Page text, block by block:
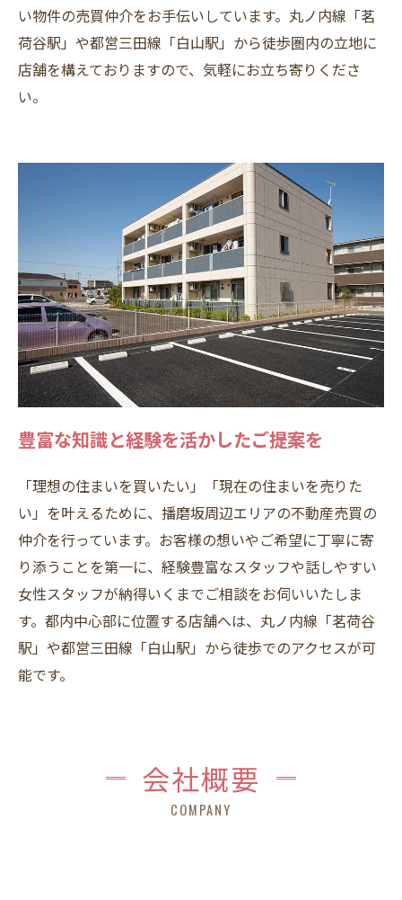
い物件の売買仲介をお手伝いしています。丸ノ内線「茗
荷谷駅」や都営三田線「白山駅」から徒歩圏内の立地に
店舗を構えておりますので、気軽にお立ち寄りくださ
い。
豊富な知識と経験を活かしたご提案を
「理想の住まいを買いたい」「現在の住まいを売りた
い」を叶えるために、播磨坂周辺エリアの不動産売買の
仲介を行っています。お客様の想いやご希望に丁寧に寄
り添うことを第一に、経験豊富なスタッフや話しやすい
女性スタッフが納得いくまでご相談をお伺いいたしま
す。都内中心部に位置する店舗へは、丸ノ内線「茗荷谷
駅」や都営三田線「白山駅」から徒歩でのアクセスが可
能です。
会社概要
COMPANY